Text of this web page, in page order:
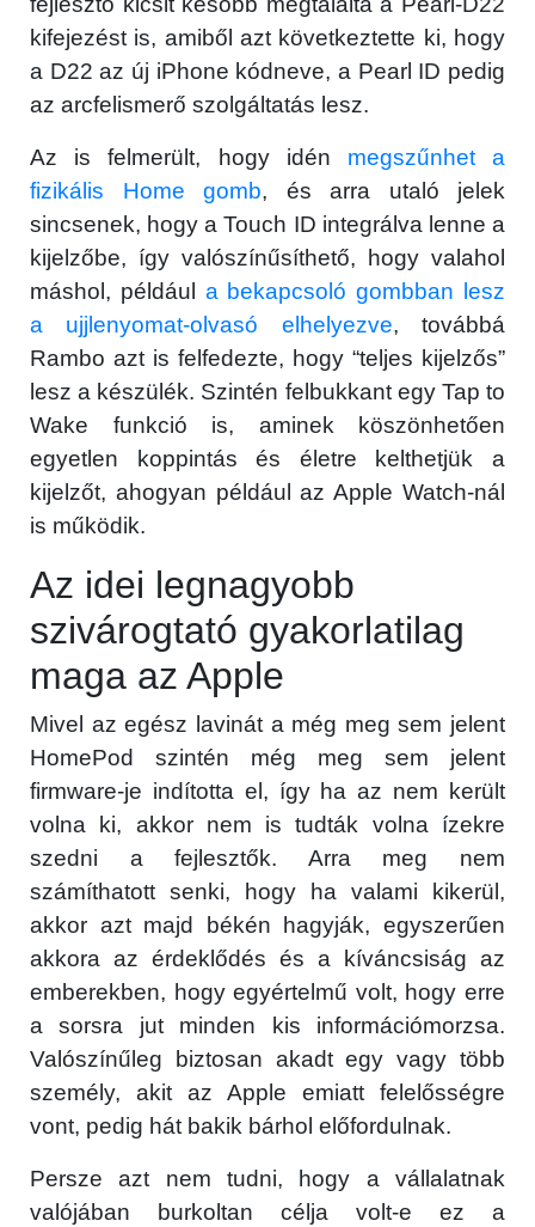
kifejezést is, amiből azt következtette ki, hogy
a D22 az új iPhone kódneve, a Pearl ID pedig
az arcfelismerő szolgáltatás lesz.
Az is felmerült, hogy idén megszűnhet a
fizikális Home gomb, és arra utaló jelek
sincsenek, hogy a Touch ID integrálva lenne a
kijelzőbe, így valószínűsíthető, hogy valahol
máshol, például a bekapcsoló gombban lesz
a ujjlenyomat-olvasó elhelyezve, továbbá
Rambo azt is felfedezte, hogy “teljes kijelzős”
lesz a készülék. Szintén felbukkant egy Tap to
Wake funkció is, aminek köszönhetően
egyetlen koppintás és életre kelthetjük a
kijelzőt, ahogyan például az Apple Watch-nál
is működik.
Az idei legnagyobb
szivárogtató gyakorlatilag
maga az Apple
Mivel az egész lavinát a még meg sem jelent
HomePod szintén még meg sem jelent
firmware-je indította el, így ha az nem került
volna ki, akkor nem is tudták volna ízekre
szedni a fejlesztők. Arra meg nem
számíthatott senki, hogy ha valami kikerül,
akkor azt majd békén hagyják, egyszerűen
akkora az érdeklődés és a kíváncsiság az
emberekben, hogy egyértelmű volt, hogy erre
a sorsra jut minden kis információmorzsa.
Valószínűleg biztosan akadt egy vagy több
személy, akit az Apple emiatt felelősségre
vont, pedig hát bakik bárhol előfordulnak.
Persze azt nem tudni, hogy a vállalatnak
valójában burkoltan célja volt-e ez a